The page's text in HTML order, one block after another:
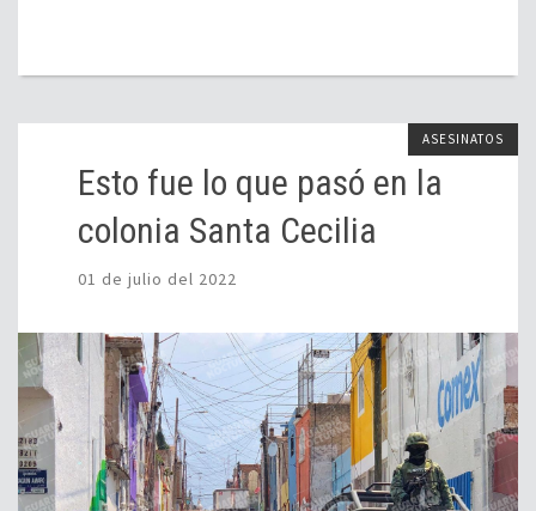
ASESINATOS
Esto fue lo que pasó en la
colonia Santa Cecilia
01 de julio del 2022